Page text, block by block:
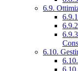
6.9.
6.10.